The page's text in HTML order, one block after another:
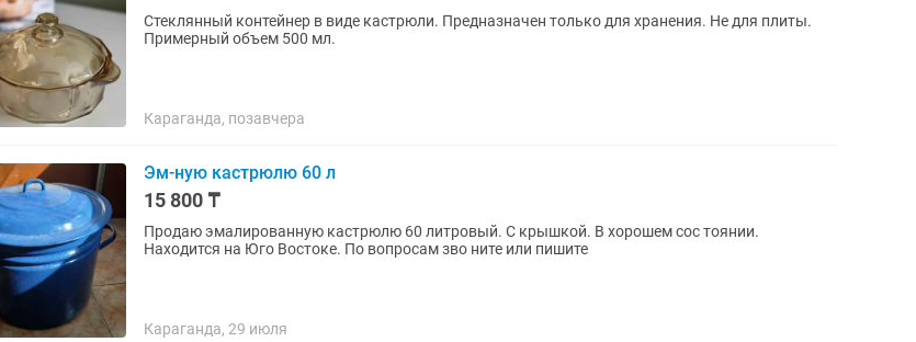
Стеклянный контейнер в виде кастрюли. Предназначен только для хранения. Не для плиты.
Примерный объем 500 мл.
Караганда, позавчера
Эм-ную кастрюлю 60 л
15 800 ₸
Продаю эмалированную кастрюлю 60 литровый. С крышкой. В хорошем сос тоянии.
Находится на Юго Востоке. По вопросам зво ните или пишите
Караганда, 29 июля